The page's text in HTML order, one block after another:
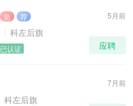
5月前
急 荐
科左后旗
已认证 应聘
7月前
科左后旗